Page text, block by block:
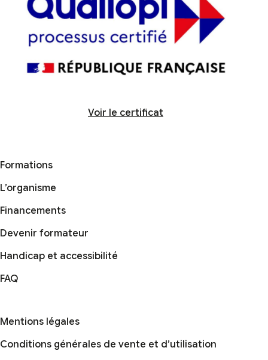
Voir le certificat
Formations
L’organisme
Financements
Devenir formateur
Handicap et accessibilité
FAQ
Mentions légales
Conditions générales de vente et d’utilisation